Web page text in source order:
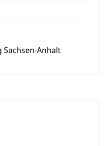
Anhalt